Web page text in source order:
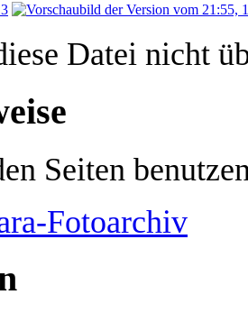
Datei nicht
Seiten
Fotoarchiv